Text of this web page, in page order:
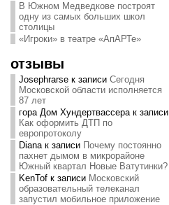
В Южном Медведкове построят
одну из самых больших школ
столицы
«Игроки» в театре «АпАРТе»
отзывы
Josephrarseк записи Сегодня
Московской области исполняется
87 лет
гора Дом Хундертвассерак записи
Как оформить ДТП по
европротоколу
Dianaк записи Почему постоянно
пахнет дымом в микрорайоне
Южный квартал Новые Ватутинки?
KenTofк записи Московский
образовательный телеканал
запустил мобильное приложение